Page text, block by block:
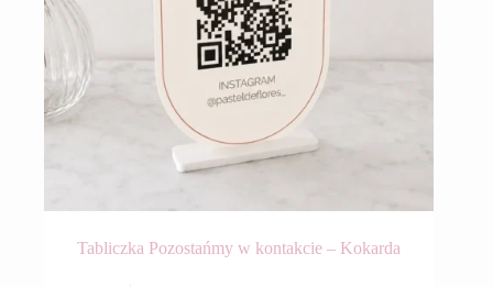
Tabliczka Pozostańmy w kontakcie – Kokarda